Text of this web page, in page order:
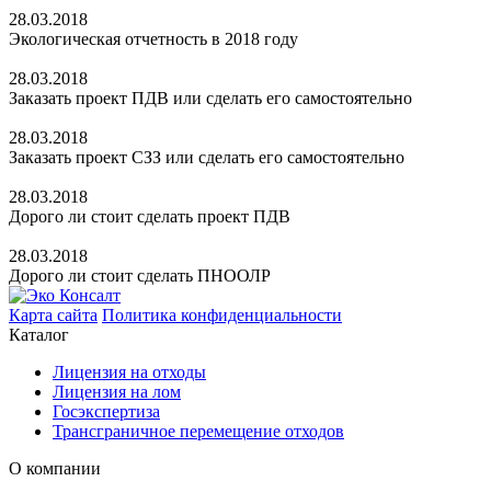
28.03.2018
Экологическая отчетность в 2018 году
28.03.2018
Заказать проект ПДВ или сделать его самостоятельно
28.03.2018
Заказать проект СЗЗ или сделать его самостоятельно
28.03.2018
Дорого ли стоит сделать проект ПДВ
28.03.2018
Дорого ли стоит сделать ПНООЛР
Карта сайта Политика конфиденциальности
Каталог
Лицензия на отходы
Лицензия на лом
Госэкспертиза
Трансграничное перемещение отходов
О компании